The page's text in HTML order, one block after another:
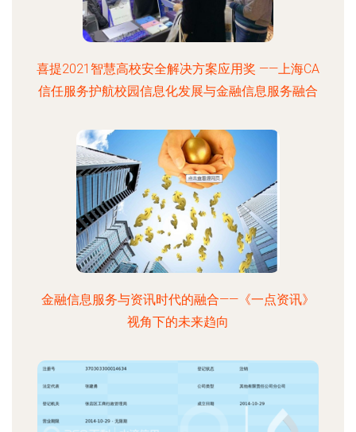
喜提2021智慧高校安全解决方案应用奖 ——上海CA
信任服务护航校园信息化发展与金融信息服务融合
金融信息服务与资讯时代的融合——《一点资讯》
视角下的未来趋向